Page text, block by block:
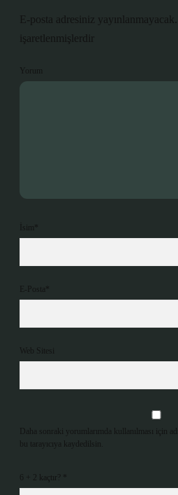
E-posta adresiniz yayınlanmayacak.
işaretlenmişlerdir
Yorum
İsim*
E-Posta*
Web Sitesi
Daha sonraki yorumlarımda kullanılması için
bu tarayıcıya kaydedilsin.
6 + 2 kaçtır?